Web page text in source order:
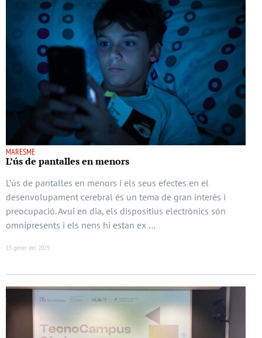
MARESME
L’ús de pantalles en menors
L’ús de pantalles en menors i els seus efectes en el
desenvolupament cerebral és un tema de gran interès i
preocupació. Avui en dia, els dispositius electrònics són
omnipresents i els nens hi estan ex …
15 gener del 2025